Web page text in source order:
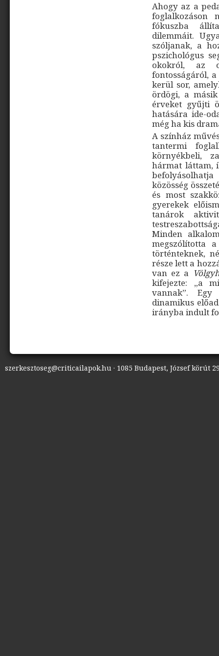
Ahogy az a
foglalkozáson
fókuszba
dilemmáit.
szóljanak, a
pszichológus
okokról, az
fontosságáról,
kerül sor,
ördögi, a
érveket gyűjti
hatására ide-
még ha kis
A színház
tantermi
környékbeli,
hármat láttam,
közösség
és most
gyerekek
tanárok
Minden
megszólította
történteknek,
része lett a
van ez a
kifejezte: „a
vannak”.
dinamikus
irányba indult
szerkesztoseg@criticailapok.hu · 1085 Budapest, József körút